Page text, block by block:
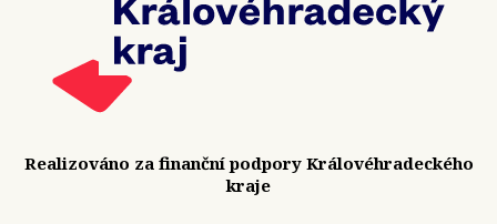
Realizováno za finanční podpory Královéhradeckého
kraje